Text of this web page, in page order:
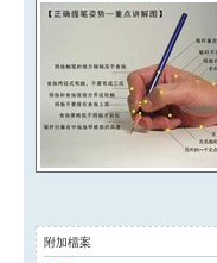
附加檔案